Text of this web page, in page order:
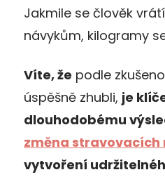
Jakmile se člověk
návykům, kilogramy
Víte, že podle
úspěšně zhubli, je
dlouhodobému
změna stravovacích
vytvoření